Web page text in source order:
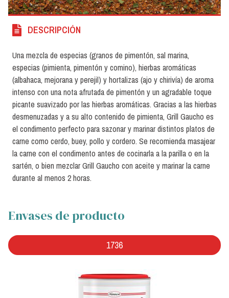
DESCRIPCIÓN
Una mezcla de especias (granos de pimentón, sal marina,
especias (pimienta, pimentón y comino), hierbas aromáticas
(albahaca, mejorana y perejil) y hortalizas (ajo y chirivía) de aroma
intenso con una nota afrutada de pimentón y un agradable toque
picante suavizado por las hierbas aromáticas. Gracias a las hierbas
desmenuzadas y a su alto contenido de pimienta, Grill Gaucho es
el condimento perfecto para sazonar y marinar distintos platos de
carne como cerdo, buey, pollo y cordero. Se recomienda masajear
la carne con el condimento antes de cocinarla a la parilla o en la
sartén, o bien mezclar Grill Gaucho con aceite y marinar la carne
durante al menos 2 horas.
Envases de producto
1736